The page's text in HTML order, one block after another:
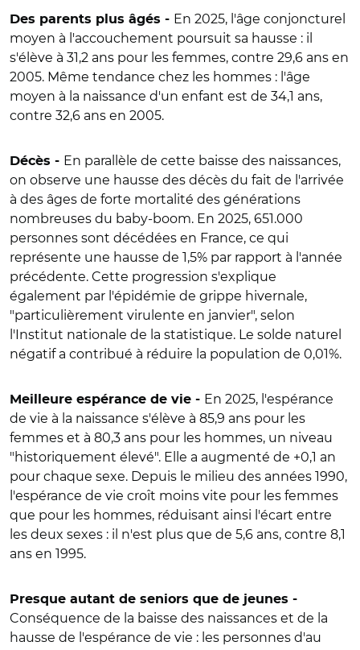
Des parents plus âgés - En 2025, l'âge conjoncturel
moyen à l'accouchement poursuit sa hausse : il
s'élève à 31,2 ans pour les femmes, contre 29,6 ans en
2005. Même tendance chez les hommes : l'âge
moyen à la naissance d'un enfant est de 34,1 ans,
contre 32,6 ans en 2005.
Décès - En parallèle de cette baisse des naissances,
on observe une hausse des décès du fait de l'arrivée
à des âges de forte mortalité des générations
nombreuses du baby-boom. En 2025, 651.000
personnes sont décédées en France, ce qui
représente une hausse de 1,5% par rapport à l'année
précédente. Cette progression s'explique
également par l'épidémie de grippe hivernale,
"particulièrement virulente en janvier", selon
l'Institut nationale de la statistique. Le solde naturel
négatif a contribué à réduire la population de 0,01%.
Meilleure espérance de vie - En 2025, l'espérance
de vie à la naissance s'élève à 85,9 ans pour les
femmes et à 80,3 ans pour les hommes, un niveau
"historiquement élevé". Elle a augmenté de +0,1 an
pour chaque sexe. Depuis le milieu des années 1990,
l'espérance de vie croît moins vite pour les femmes
que pour les hommes, réduisant ainsi l'écart entre
les deux sexes : il n'est plus que de 5,6 ans, contre 8,1
ans en 1995.
Presque autant de seniors que de jeunes -
Conséquence de la baisse des naissances et de la
hausse de l'espérance de vie : les personnes d'au